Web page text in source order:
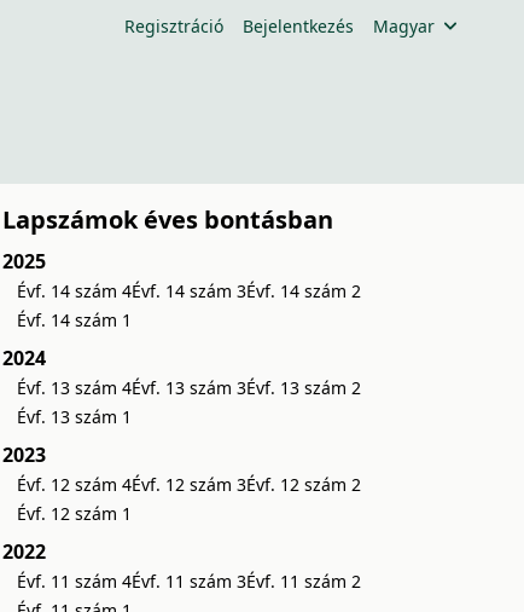
Regisztráció Bejelentkezés Magyar
Lapszámok éves bontásban
2025
Évf. 14 szám 4Évf. 14 szám 3Évf. 14 szám 2
Évf. 14 szám 1
2024
Évf. 13 szám 4Évf. 13 szám 3Évf. 13 szám 2
Évf. 13 szám 1
2023
Évf. 12 szám 4Évf. 12 szám 3Évf. 12 szám 2
Évf. 12 szám 1
2022
Évf. 11 szám 4Évf. 11 szám 3Évf. 11 szám 2